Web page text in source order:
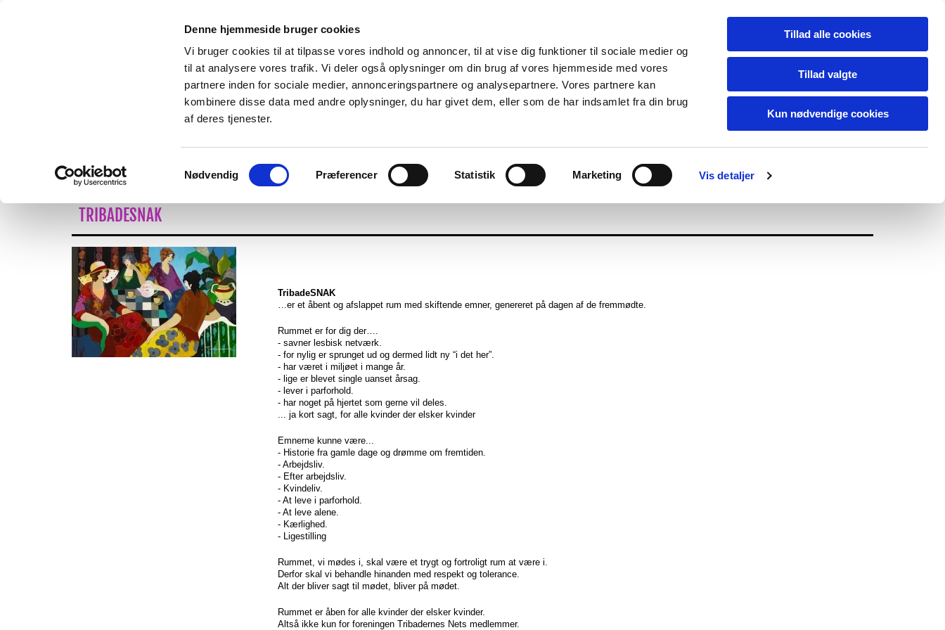
Denne hjemmeside bruger cookies
Vi bruger cookies til at tilpasse vores indhold og annoncer, til at vise dig funktioner til sociale medier og
til at analysere vores trafik. Vi deler også oplysninger om din brug af vores hjemmeside med vores
partnere inden for sociale medier, annonceringspartnere og analysepartnere. Vores partnere kan
kombinere disse data med andre oplysninger, du har givet dem, eller som de har indsamlet fra din brug
af deres tjenester.
Nødvendig Præferencer Statistik Marketing Vis detaljer
Tillad alle cookies
Tillad valgte
Kun nødvendige cookies
BLIV MEDLEM KONTAKT SOMMERFEST
TRIBADESNAK
TribadeSNAK
…er et åbent og afslappet rum med skiftende emner, genereret på dagen af de fremmødte.
Rummet er for dig der….
- savner lesbisk netværk.
- for nylig er sprunget ud og dermed lidt ny “i det her”.
- har været i miljøet i mange år.
- lige er blevet single uanset årsag.
- lever i parforhold.
- har noget på hjertet som gerne vil deles.
... ja kort sagt, for alle kvinder der elsker kvinder
Emnerne kunne være...
- Historie fra gamle dage og drømme om fremtiden.
- Arbejdsliv.
- Efter arbejdsliv.
- Kvindeliv.
- At leve i parforhold.
- At leve alene.
- Kærlighed.
- Ligestilling
Rummet, vi mødes i, skal være et trygt og fortroligt rum at være i.
Derfor skal vi behandle hinanden med respekt og tolerance.
Alt der bliver sagt til mødet, bliver på mødet.
Rummet er åben for alle kvinder der elsker kvinder.
Altså ikke kun for foreningen Tribadernes Nets medlemmer.